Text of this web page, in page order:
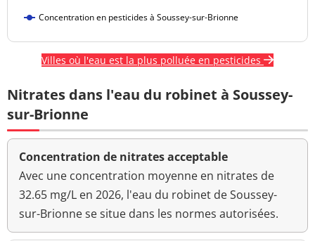
Concentration en pesticides à Soussey-sur-Brionne
Villes où l'eau est la plus polluée en pesticides
Nitrates dans l'eau du robinet à Soussey-
sur-Brionne
Concentration de nitrates acceptable
Avec une concentration moyenne en nitrates de
32.65 mg/L en 2026, l'eau du robinet de Soussey-
sur-Brionne se situe dans les normes autorisées.